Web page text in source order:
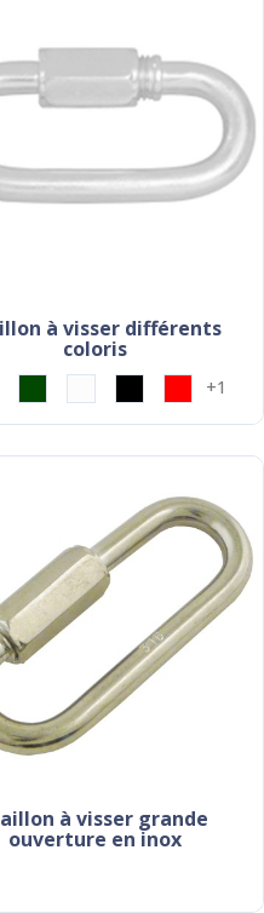
coloris
+1
ouverture en inox